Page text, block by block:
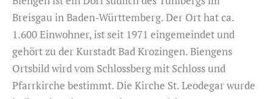
Breisgau in Baden-Württemberg. Der Ort hat ca.
1.600 Einwohner, ist seit 1971 eingemeindet und
gehört zu der Kurstadt Bad Krozingen. Biengens
Ortsbild wird vom Schlossberg mit Schloss und
Pfarrkirche bestimmt. Die Kirche St. Leodegar wurde